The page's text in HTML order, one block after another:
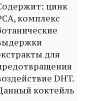
цинк
комплекс
для
DHT.
коктейль